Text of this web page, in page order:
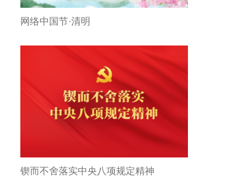
网络中国节·清明
锲而不舍落实中央八项规定精神